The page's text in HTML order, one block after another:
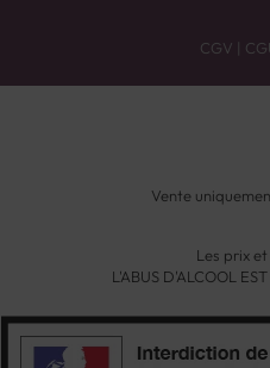
CGV |
Vente
Les prix
L'ABUS D'ALCOOL